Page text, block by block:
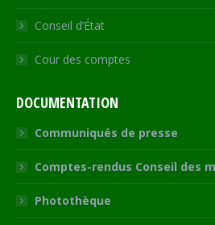
Conseil d’État
Cour des comptes
DOCUMENTATION
Communiqués de presse
Comptes-rendus Conseil des
Photothèque